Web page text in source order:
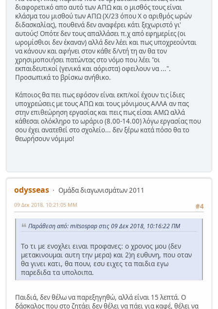
διαφορετικό απο αυτό των ΑΠΩ και ο μισθός τους είναι
κλάσμα του μισθού των ΑΠΩ (Χ/23 όπου Χ ο αριθμός ωρών
διδασκαλίας), πουθενά δεν αναφέρει κάτι ξεχωριστό γι'
αυτούς! Οπότε δεν τους απαλλάσει π.χ από εφημερίες (οι
ωρομίσθιοι δεν έκαναν) αλλά δεν λέει και πως υποχρεούνται
να κάνουν και αφήνει στον κάθε δ/ντή τη αν θα τον
χρησιμοποιήσει πατώντας στο νόμο που λέει "οι
εκπαιδευτικοί (γενικά και αόριστα) οφειλουν να ...".
Προσωπικά το βρίσκω ανήθικο.
Κάποιος θα πει πως εφόσον είναι εκπ/κοί έχουν τις ίδιες
υποχρεώσεις με τους ΑΠΩ και τους μόνιμους ΑΛΛΑ αν πας
στην επιθεώρηση εργασίας και πεις πως είσαι ΑΜΩ αλλά
κάθεσαι ολόκληρο το ωράριο (8.00-14.00) λόγω εργασίας που
σου έχει ανατεθεί στο σχολείο... δεν ξέρω κατά πόσο θα το
θεωρήσουν νόμιμο!
odysseas
Ομάδα διαγωνισμάτων 2011
#4
09 Δεκ 2018, 10:21:05 ΜΜ
Παράθεση από: mitsospap στις 09 Δεκ 2018, 10:16:22 ΠΜ
Το τι με ενοχλει ειναι προφανες: ο χρονος μου (δεν
μετακινουμαι αυτη την μερα) και 2)η ευθυνη, που οταν
θα γινει κατι, θα πουν, εσυ ειχες τα παιδια εγω
παρεδιδα τα υπολοιπα.
Παιδιά, δεν θέλω να παρεξηγηθώ, αλλά είναι 15 λεπτά. Ο
δάσκαλος που στο ζητάει δεν θέλει να πάει για καφέ, θέλει να